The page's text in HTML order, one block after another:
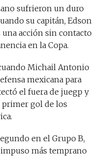
sufrieron un duro
su capitán, Edson
acción sin contacto
en la Copa.
Michail Antonio
mexicana para
el fuera de juegp y
primer gol de los
en el Grupo B,
impuso más temprano